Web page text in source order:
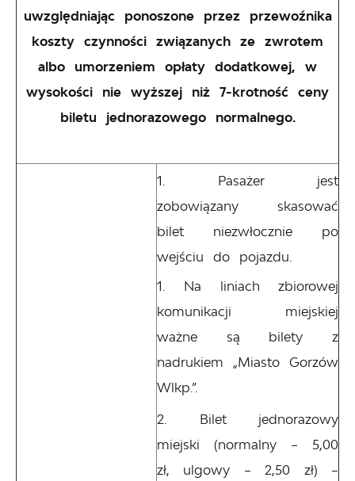
uwzględniając ponoszone przez przewoźnika
koszty czynności związanych ze zwrotem
albo umorzeniem opłaty dodatkowej, w
wysokości nie wyższej niż 7-krotność ceny
biletu jednorazowego normalnego.
Pasażer jest
zobowiązany skasować
bilet niezwłocznie po
wejściu do pojazdu.
Na liniach zbiorowej
komunikacji miejskiej
ważne są bilety z
nadrukiem „Miasto Gorzów
Wlkp.”.
Bilet jednorazowy
miejski (normalny – 5,00
zł, ulgowy – 2,50 zł) –